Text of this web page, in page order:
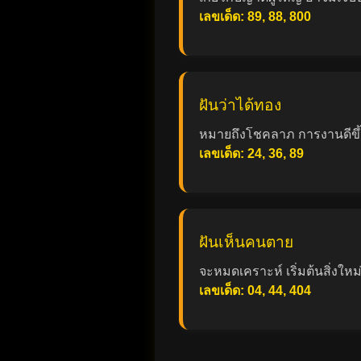
เลขเด็ด: 89, 88, 800
ฝันว่าได้ทอง
หมายถึงโชคลาภ การงานดี
เลขเด็ด: 24, 36, 89
ฝันเห็นคนตาย
จะหมดเคราะห์ เริ่มต้นสิ่งใหม่
เลขเด็ด: 04, 44, 404